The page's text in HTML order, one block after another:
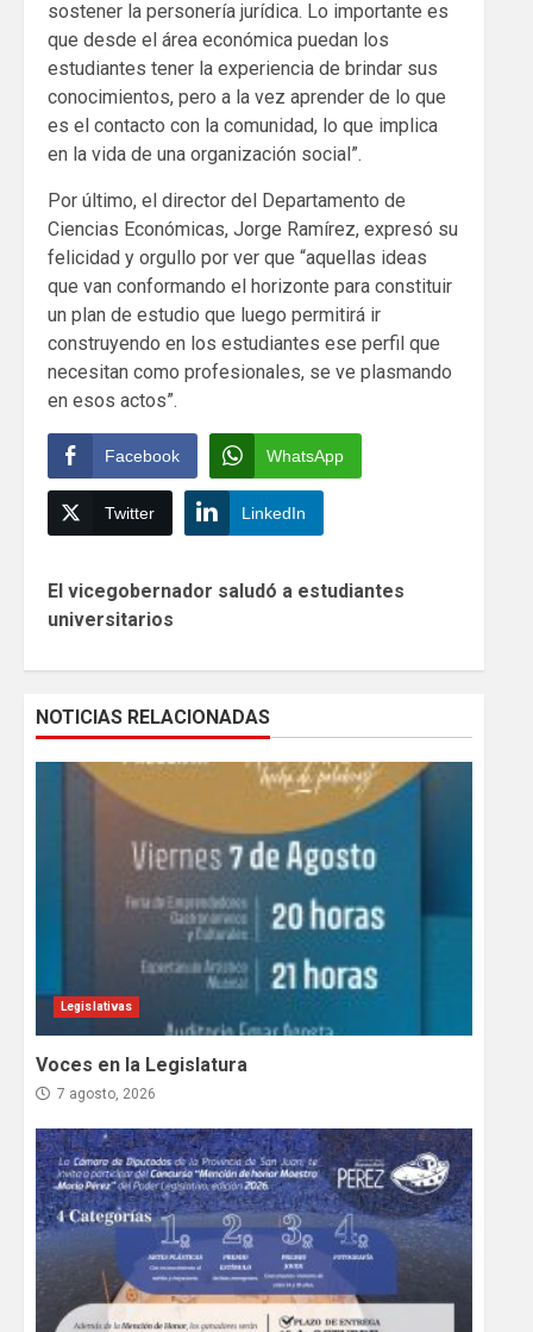
sostener la personería jurídica. Lo importante es
que desde el área económica puedan los
estudiantes tener la experiencia de brindar sus
conocimientos, pero a la vez aprender de lo que
es el contacto con la comunidad, lo que implica
en la vida de una organización social”.
Por último, el director del Departamento de
Ciencias Económicas, Jorge Ramírez, expresó su
felicidad y orgullo por ver que “aquellas ideas
que van conformando el horizonte para constituir
un plan de estudio que luego permitirá ir
construyendo en los estudiantes ese perfil que
necesitan como profesionales, se ve plasmando
en esos actos”.
Facebook WhatsApp
Twitter LinkedIn
Reading
El vicegobernador saludó a estudiantes
universitarios
NOTICIAS RELACIONADAS
Legislativas
Voces en la Legislatura
7 agosto, 2026